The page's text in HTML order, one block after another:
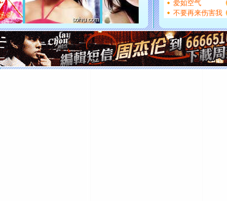
都要快乐噢!
[圣诞节]奉上一颗祝福的心
如意,快乐,鲜花,一切美好
[元旦]看到你我会触电；
断电。爱你是我职业，想
你是我专业！水晶之恋祝
爱如空气
不要再来伤害我